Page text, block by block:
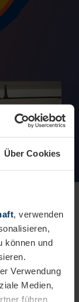
Über Cookies
, verwenden
können und
Verwendung
Medien,
führen
Medien”